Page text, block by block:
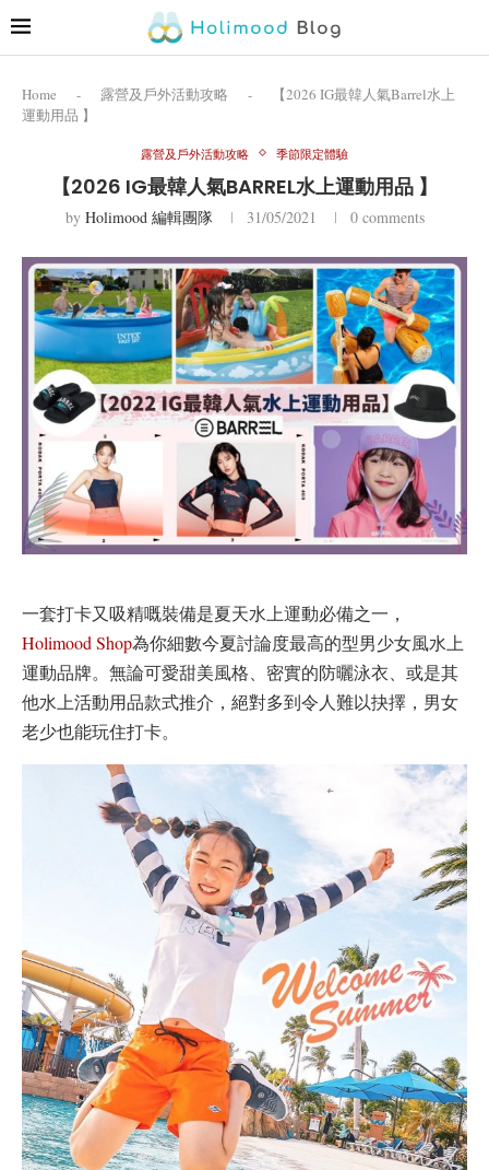
Home - 露營及戶外活動攻略 -
【2026 IG最韓人氣Barrel水上
運動用品 】
露營及戶外活動攻略 季節限定體驗
【2026 IG最韓人氣BARREL水上運動用品 】
by Holimood 編輯團隊 31/05/2021 0 comments
一套打卡又吸精嘅裝備是夏天水上運動必備之一，
Holimood Shop為你細數今夏討論度最高的型男少女風水上
運動品牌。無論可愛甜美風格、密實的防曬泳衣、或是其
他水上活動用品款式推介，絕對多到令人難以抉擇，男女
老少也能玩住打卡。